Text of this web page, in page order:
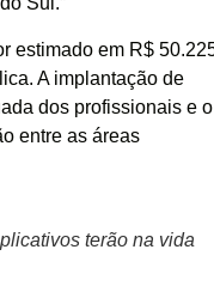
estimado em R$
A implantação de
dos profissionais e o
entre as áreas
terão na vida